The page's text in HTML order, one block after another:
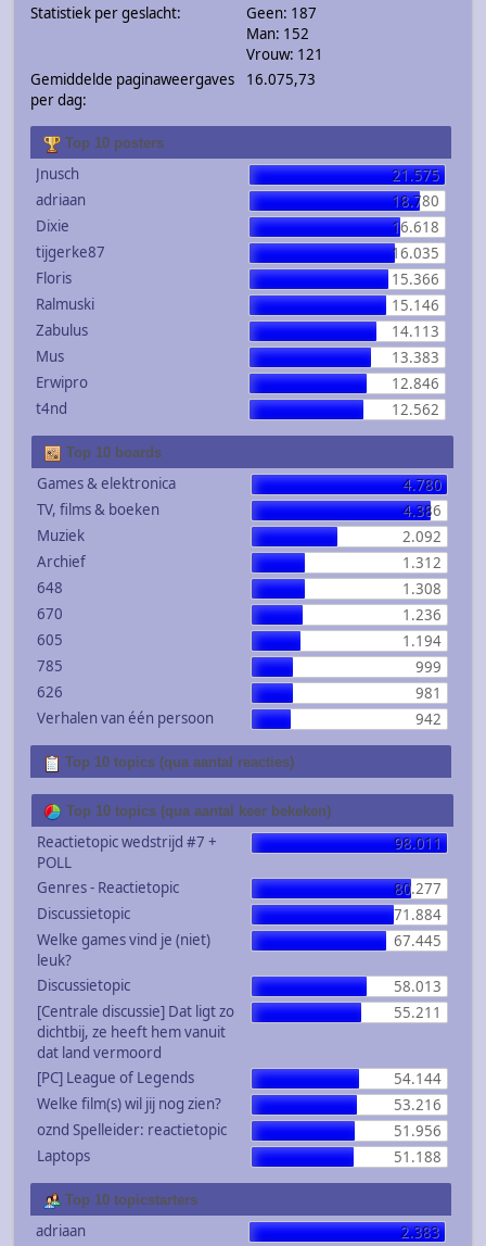
Statistiek per geslacht:
Geen: 187
Man: 152
Vrouw: 121
Gemiddelde paginaweergaves
per dag:
16.075,73
Top 10 posters
Jnusch
21.575
adriaan
18.780
Dixie
16.618
tijgerke87
16.035
Floris
15.366
Ralmuski
15.146
Zabulus
14.113
Mus
13.383
Erwipro
12.846
t4nd
12.562
Top 10 boards
Games & elektronica
4.780
TV, films & boeken
4.386
Muziek
2.092
Archief
1.312
648
1.308
670
1.236
605
1.194
785
999
626
981
Verhalen van één persoon
942
Top 10 topics (qua aantal reacties)
Top 10 topics (qua aantal keer bekeken)
Reactietopic wedstrijd #7 +
POLL
98.011
Genres - Reactietopic
80.277
Discussietopic
71.884
Welke games vind je (niet)
leuk?
67.445
Discussietopic
58.013
[Centrale discussie] Dat ligt zo
dichtbij, ze heeft hem vanuit
dat land vermoord
55.211
[PC] League of Legends
54.144
Welke film(s) wil jij nog zien?
53.216
oznd Spelleider: reactietopic
51.956
Laptops
51.188
Top 10 topicstarters
adriaan
2.383